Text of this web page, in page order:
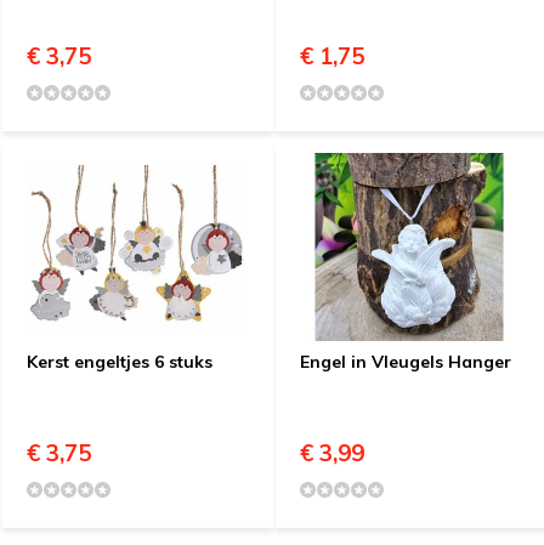
€ 3,75 € 1,75
Kerst engeltjes 6 stuks
€ 3,75
Engel in Vleugels Hanger
€ 3,99